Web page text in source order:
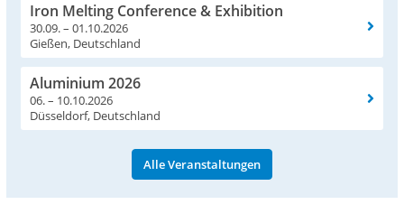
Iron Melting Conference & Exhibition
30.09. – 01.10.2026
Gießen, Deutschland
Aluminium 2026
06. – 10.10.2026
Düsseldorf, Deutschland
Alle Veranstaltungen